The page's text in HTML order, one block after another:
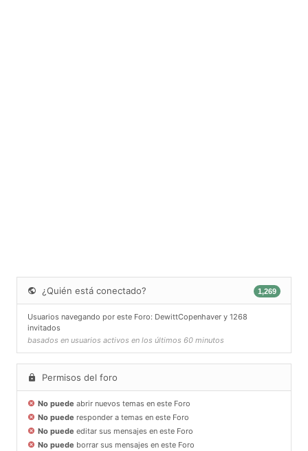
¿Quién está conectado? 1,269
Usuarios navegando por este Foro: DewittCopenhaver y 1268
invitados
basados en usuarios activos en los últimos 60 minutos
Permisos del foro
No puede abrir nuevos temas en este Foro
No puede responder a temas en este Foro
No puede editar sus mensajes en este Foro
No puede borrar sus mensajes en este Foro